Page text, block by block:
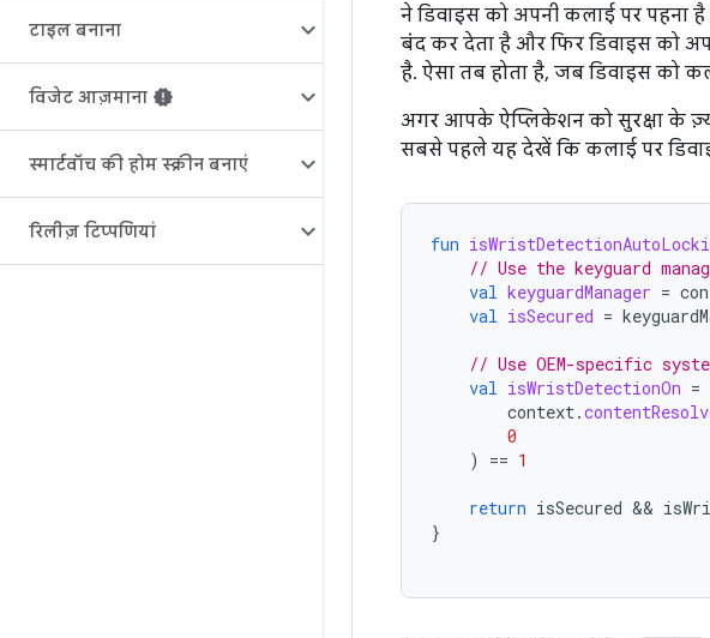
टाइल बनाना
विजेट आज़माना
स्मार्टवॉच की होम स्क्रीन बनाएं
रिलीज़ टिप्पणियां
ने डिवाइस को अपनी कलाई पर पहना
बंद कर देता है और फिर डिवाइस को
है. ऐसा तब होता है, जब डिवाइस को
अगर आपके ऐप्लिकेशन को सुरक्षा के
सबसे पहले यह देखें कि कलाई पर
fun
// Use the keyguard
val keyguardManager =
val isSecured =
// Use OEM-specific
val isWristDetectionOn =
context.
0
)
== 1
return isSecured &&
}